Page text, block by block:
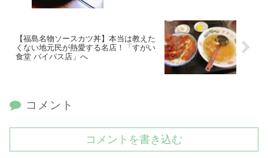
【福島名物ソースカツ丼】本当は教えた
くない地元民が熱愛する名店！「すがい
食堂 バイパス店」へ
コメント
コメントを書き込む